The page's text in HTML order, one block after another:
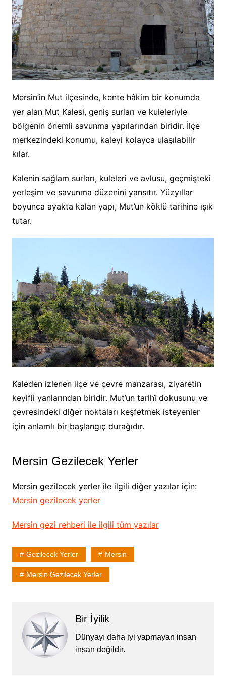
Mersin’in Mut ilçesinde, kente hâkim bir konumda
yer alan Mut Kalesi, geniş surları ve kuleleriyle
bölgenin önemli savunma yapılarından biridir. İlçe
merkezindeki konumu, kaleyi kolayca ulaşılabilir
kılar.
Kalenin sağlam surları, kuleleri ve avlusu, geçmişteki
yerleşim ve savunma düzenini yansıtır. Yüzyıllar
boyunca ayakta kalan yapı, Mut’un köklü tarihine ışık
tutar.
Kaleden izlenen ilçe ve çevre manzarası, ziyaretin
keyifli yanlarından biridir. Mut’un tarihî dokusunu ve
çevresindeki diğer noktaları keşfetmek isteyenler
için anlamlı bir başlangıç durağıdır.
Mersin Gezilecek Yerler
Mersin gezilecek yerler ile ilgili diğer yazılar için:
Mersin gezilecek yerler
Mersin gezi rehberi ile ilgili tüm yazılar
Gezilecek Yerler Mersin
Mersin Gezilecek Yerler
Bir İyilik
Dünyayı daha iyi yapmayan insan
insan değildir.